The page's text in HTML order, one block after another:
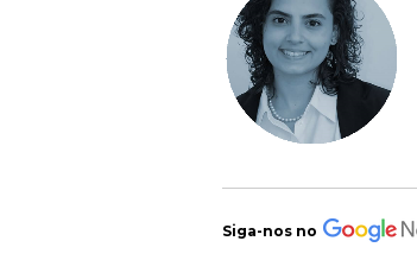
Siga-nos no